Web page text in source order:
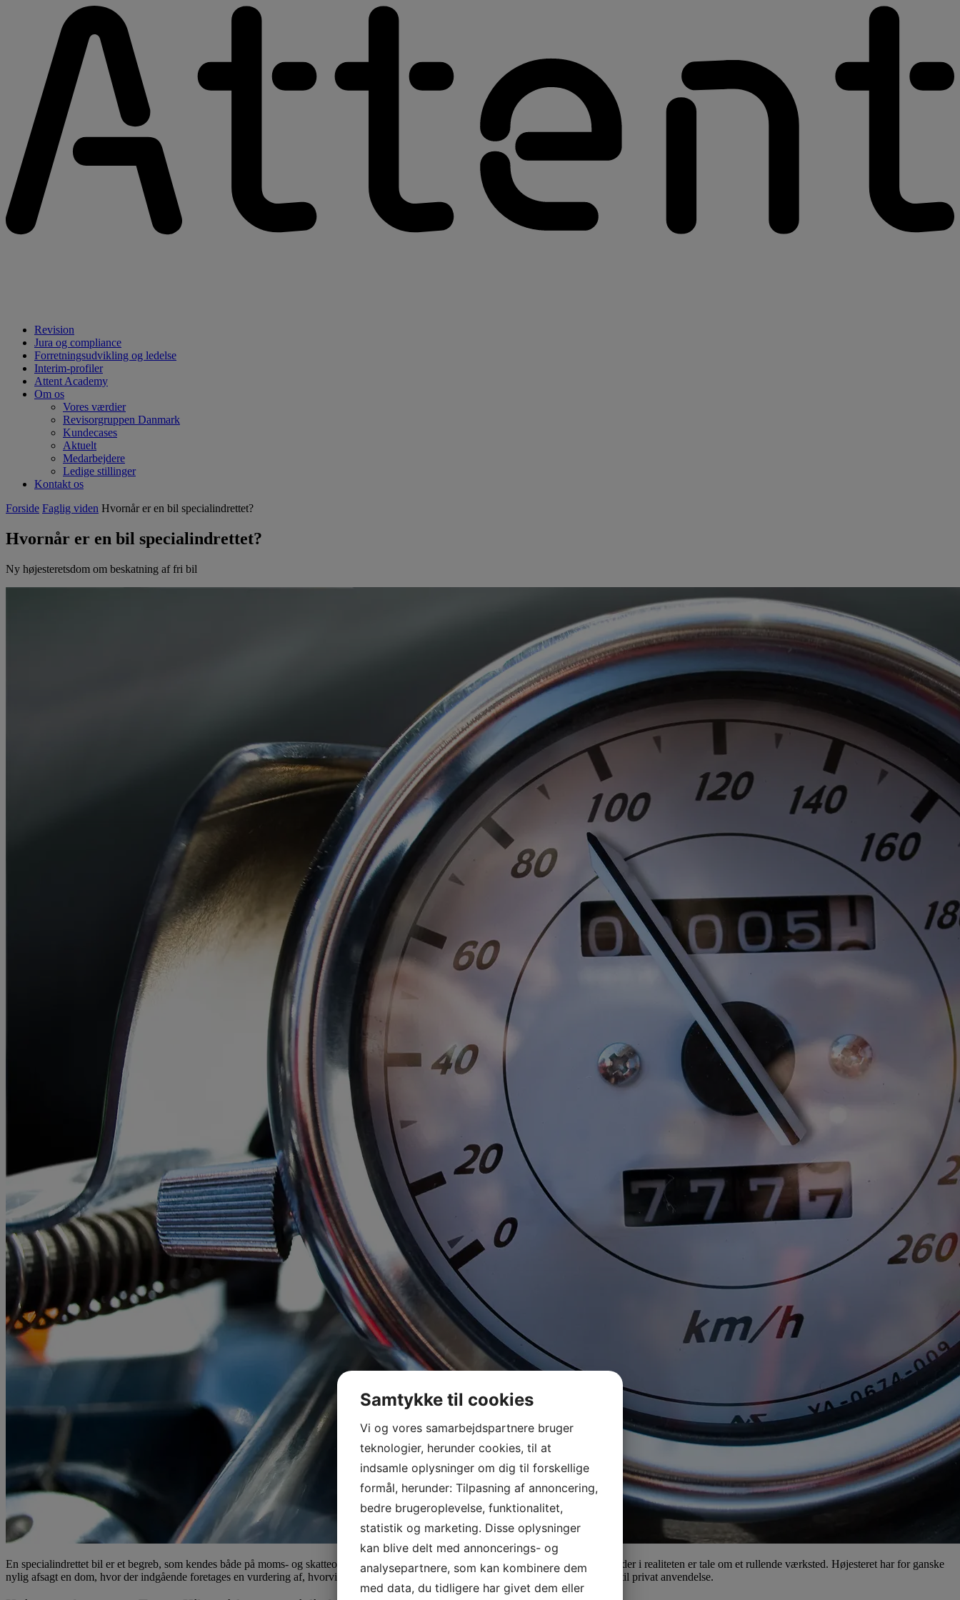
Revision
Jura og compliance
Forretningsudvikling og ledelse
Interim-profiler
Attent Academy
Om os
Vores værdier
Revisorgruppen Danmark
Kundecases
Aktuelt
Medarbejdere
Ledige stillinger
Kontakt os
Forside Faglig viden Hvornår er en bil specialindrettet?
Hvornår er en bil specialindrettet?
Ny højesteretsdom om beskatning af fri bil
En specialindrettet bil er et begreb, som kendes både på moms- og skatteområdet. Sådanne biler er ikke et alternativ til en privat bil, fordi der i realiteten er tale om et rullende værksted. Højesteret har for ganske
nylig afsagt en dom, hvor der indgående foretages en vurdering af, hvorvidt der var tale om en specialindretning, der gjorde bilen uegnet til privat anvendelse.
Samtykke til cookies
Vi og vores samarbejdspartnere bruger
teknologier, herunder cookies, til at
indsamle oplysninger om dig til forskellige
formål, herunder: Tilpasning af annoncering,
bedre brugeroplevelse, funktionalitet,
statistik og marketing. Disse oplysninger
kan blive delt med annoncerings- og
analysepartnere, som kan kombinere dem
med data, du tidligere har givet dem eller